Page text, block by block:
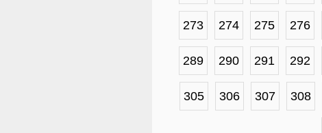
273 274 275 276
289 290 291 292
305 306 307 308